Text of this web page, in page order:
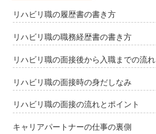
リハビリ職の履歴書の書き方
リハビリ職の職務経歴書の書き方
リハビリ職の面接後から入職までの流れ
リハビリ職の面接時の身だしなみ
リハビリ職の面接の流れとポイント
キャリアパートナーの仕事の裏側